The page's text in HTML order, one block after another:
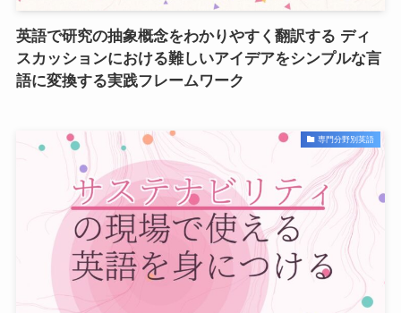
英語で研究の抽象概念をわかりやすく翻訳する ディ
スカッションにおける難しいアイデアをシンプルな言
語に変換する実践フレームワーク
専門分野別英語